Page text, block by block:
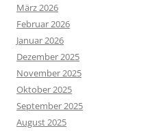
März 2026
Februar 2026
Januar 2026
Dezember 2025
November 2025
Oktober 2025
September 2025
August 2025